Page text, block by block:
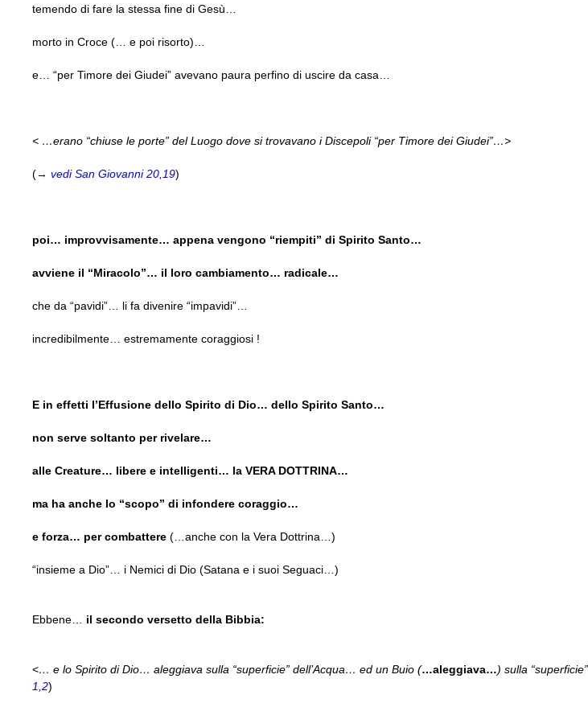
temendo di fare la stessa fine di Gesù…
morto in Croce (… e poi risorto)…
e… “per Timore dei Giudei” avevano paura perfino di uscire da casa…
< …erano “chiuse le porte” del Luogo dove si trovavano i Discepoli “per Timore dei Giudei”…>
(→ vedi San Giovanni 20,19)
poi… improvvisamente… appena vengono “riempiti” di Spirito Santo…
avviene il “Miracolo”… il loro cambiamento… radicale…
che da “pavidi”… li fa divenire “impavidi”…
incredibilmente… estremamente coraggiosi !
E in effetti l’Effusione dello Spirito di Dio… dello Spirito Santo…
non serve soltanto per rivelare…
alle Creature… libere e intelligenti… la VERA DOTTRINA…
ma ha anche lo “scopo” di infondere coraggio…
e forza… per combattere (…anche con la Vera Dottrina…)
“insieme a Dio”… i Nemici di Dio (Satana e i suoi Seguaci…)
Ebbene… il secondo versetto della Bibbia:
<… e lo Spirito di Dio… aleggiava sulla “superficie” dell’Acqua… ed un Buio (…aleggiava…) sulla
1,2)